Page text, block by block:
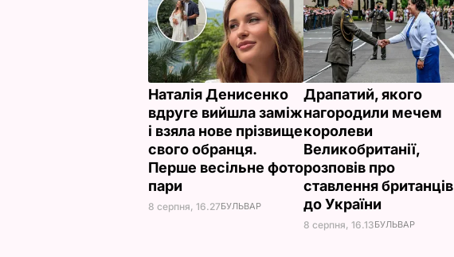
Наталія Денисенко
вдруге вийшла заміж
і взяла нове прізвище
свого обранця.
Перше весільне фото
пари
8 серпня, 16.27БУЛЬВАР
Драпатий, якого
нагородили мечем
королеви
Великобританії,
розповів про
ставлення британців
до України
8 серпня, 16.13БУЛЬВАР